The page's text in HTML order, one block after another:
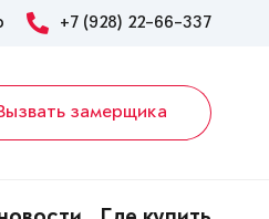
+7 (928) 22-66-337
замерщика